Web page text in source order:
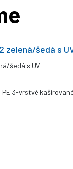
zelená/šedá s
3-vrstvé